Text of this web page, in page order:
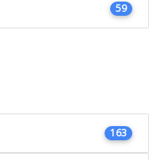
59
163